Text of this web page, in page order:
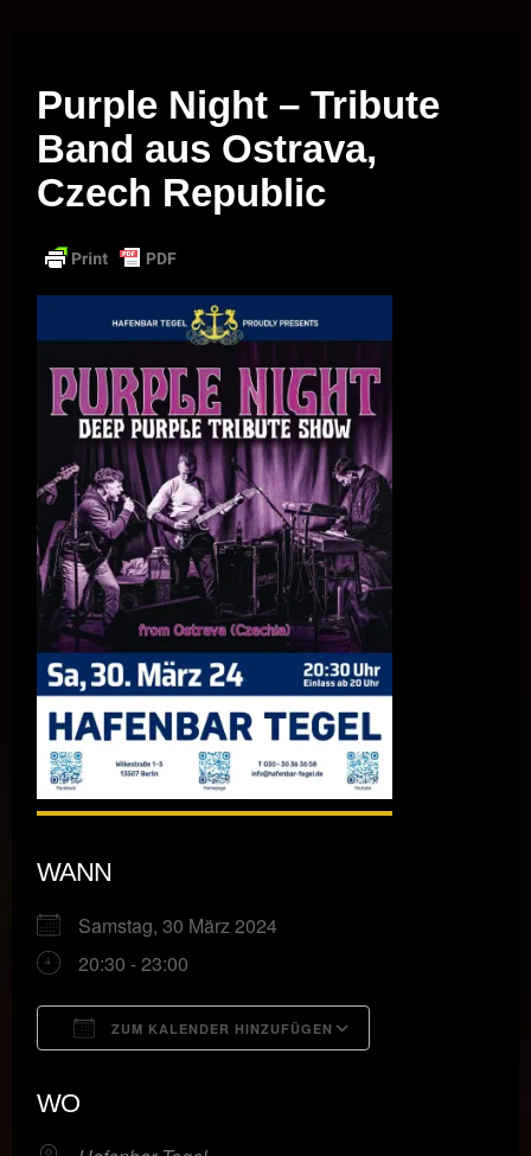
Purple Night – Tribute
Band aus Ostrava,
Czech Republic
WANN
Samstag, 30 März 2024
20:30 - 23:00
ZUM KALENDER HINZUFÜGEN
WO